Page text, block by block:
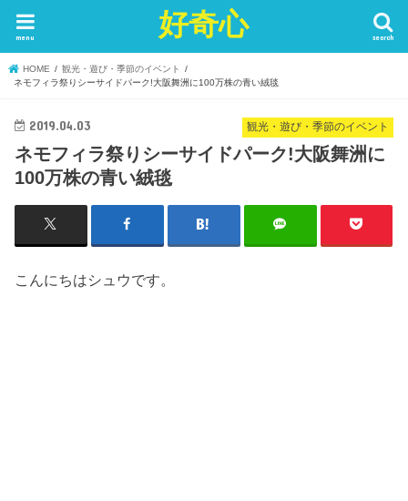
好奇心 search
menu
HOME
観光・遊び・季節のイベント
ネモフィラ祭りシーサイドパーク!大阪舞洲に100万株の青い絨毯
観光・遊び・季節のイベント
2019.04.03
ネモフィラ祭りシーサイドパーク!大阪舞洲に
100万株の青い絨毯
こんにちはシュウです。